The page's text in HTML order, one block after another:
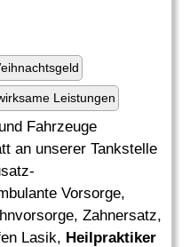
Leistungen
Fahrzeuge
an unserer Tankstelle
Vorsorge,
Zahnersatz,
Lasik, Heilpraktiker